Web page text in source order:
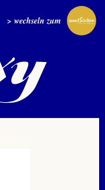
> wechseln zum